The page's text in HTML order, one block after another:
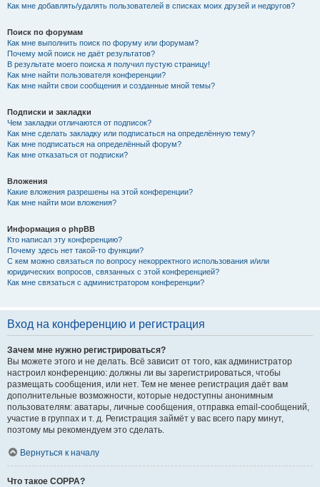
Как мне добавлять/удалять пользователей в списках моих друзей и недругов?
Поиск по форумам
Как мне выполнить поиск по форуму или форумам?
Почему мой поиск не даёт результатов?
В результате моего поиска я получил пустую страницу!
Как мне найти пользователя конференции?
Как мне найти свои сообщения и созданные мной темы?
Подписки и закладки
Чем закладки отличаются от подписок?
Как мне сделать закладку или подписаться на определённую тему?
Как мне подписаться на определённый форум?
Как мне отказаться от подписки?
Вложения
Какие вложения разрешены на этой конференции?
Как мне найти мои вложения?
Информация о phpBB
Кто написал эту конференцию?
Почему здесь нет такой-то функции?
С кем можно связаться по вопросу некорректного использования и/или
юридических вопросов, связанных с этой конференцией?
Как мне связаться с администратором конференции?
Вход на конференцию и регистрация
Зачем мне нужно регистрироваться?
Вы можете этого и не делать. Всё зависит от того, как администратор
настроил конференцию: должны ли вы зарегистрироваться, чтобы
размещать сообщения, или нет. Тем не менее регистрация даёт вам
дополнительные возможности, которые недоступны анонимным
пользователям: аватары, личные сообщения, отправка email-сообщений,
участие в группах и т. д. Регистрация займёт у вас всего пару минут,
поэтому мы рекомендуем это сделать.
Вернуться к началу
Что такое COPPA?